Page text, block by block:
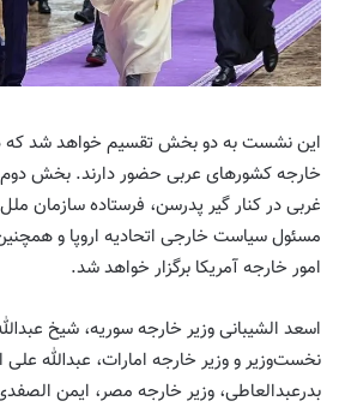
این نشست به دو بخش تقسیم خواهد شد
خارجه کشورهای عربی حضور دارند. بخش
غربی در کنار گیر پدرسن، فرستاده سازمان
مسئول سیاست خارجی اتحادیه اروپا و
امور خارجه آمریکا برگزار خواهد شد.
اسعد الشیبانی وزیر خارجه سوریه، شیخ
نخست‌وزیر و وزیر خارجه امارات، عبدالله علی
بدرعبدالعاطی، وزیر خارجه مصر، ایمن